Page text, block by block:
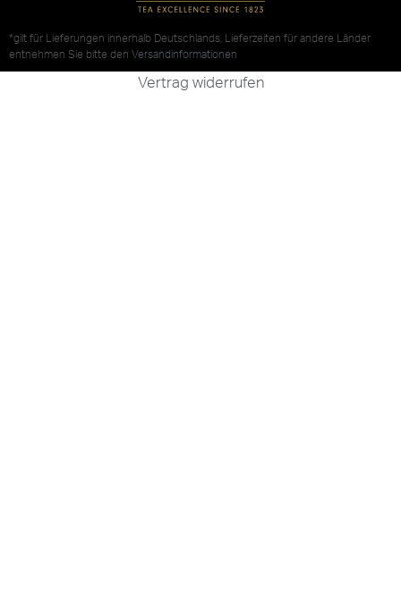
*gilt für Lieferungen innerhalb Deutschlands, Lieferzeiten für andere Länder
entnehmen Sie bitte den Versandinformationen
Vertrag widerrufen